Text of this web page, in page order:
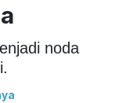
noda